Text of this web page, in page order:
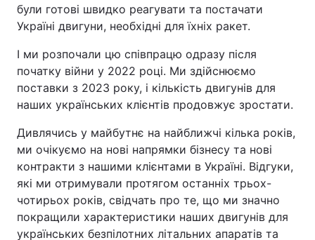
були готові швидко реагувати та постачати
Україні двигуни, необхідні для їхніх ракет.
І ми розпочали цю співпрацю одразу після
початку війни у 2022 році. Ми здійснюємо
поставки з 2023 року, і кількість двигунів для
наших українських клієнтів продовжує зростати.
Дивлячись у майбутнє на найближчі кілька років,
ми очікуємо на нові напрямки бізнесу та нові
контракти з нашими клієнтами в Україні. Відгуки,
які ми отримували протягом останніх трьох-
чотирьох років, свідчать про те, що ми значно
покращили характеристики наших двигунів для
українських безпілотних літальних апаратів та